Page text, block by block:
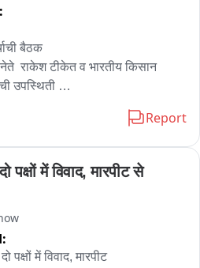
बैठक
राकेश टीकेत व भारतीय किसान
उपस्थिती
युनियनचे अध्यक्ष युद्धवीर सिंह यांचे
मोर्चाची महत्त्वपूर्ण बैठक पार
मोर्चाचे नेते राकेश टिकैत आणि भारतीय
यांनी उपस्थित राहून शेतकऱ्यांच्या
यावेळी 10 ऑगस्ट रोजी देशभरात आंदोलन
शेतकऱ्यांनी स्थानिक पातळीवर
Report
पक्षों में विवाद, मारपीट से
में विवाद, मारपीट